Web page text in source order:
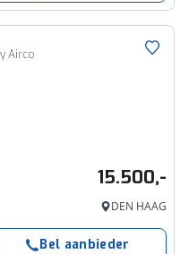
Airco
15.500,-
DEN HAAG
Bel aanbieder